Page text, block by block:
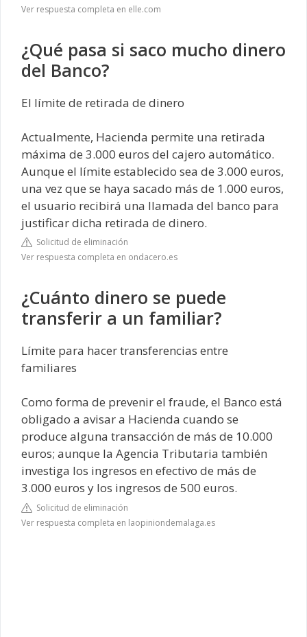
Ver respuesta completa en elle.com
¿Qué pasa si saco mucho dinero
del Banco?
El límite de retirada de dinero
Actualmente, Hacienda permite una retirada
máxima de 3.000 euros del cajero automático.
Aunque el límite establecido sea de 3.000 euros,
una vez que se haya sacado más de 1.000 euros,
el usuario recibirá una llamada del banco para
justificar dicha retirada de dinero.
Solicitud de eliminación
Ver respuesta completa en ondacero.es
¿Cuánto dinero se puede
transferir a un familiar?
Límite para hacer transferencias entre
familiares
Como forma de prevenir el fraude, el Banco está
obligado a avisar a Hacienda cuando se
produce alguna transacción de más de 10.000
euros; aunque la Agencia Tributaria también
investiga los ingresos en efectivo de más de
3.000 euros y los ingresos de 500 euros.
Solicitud de eliminación
Ver respuesta completa en laopiniondemalaga.es